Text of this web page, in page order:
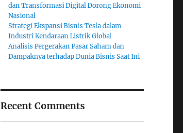
dan Transformasi Digital Dorong Ekonomi
Nasional
Strategi Ekspansi Bisnis Tesla dalam
Industri Kendaraan Listrik Global
Analisis Pergerakan Pasar Saham dan
Dampaknya terhadap Dunia Bisnis Saat Ini
Recent Comments